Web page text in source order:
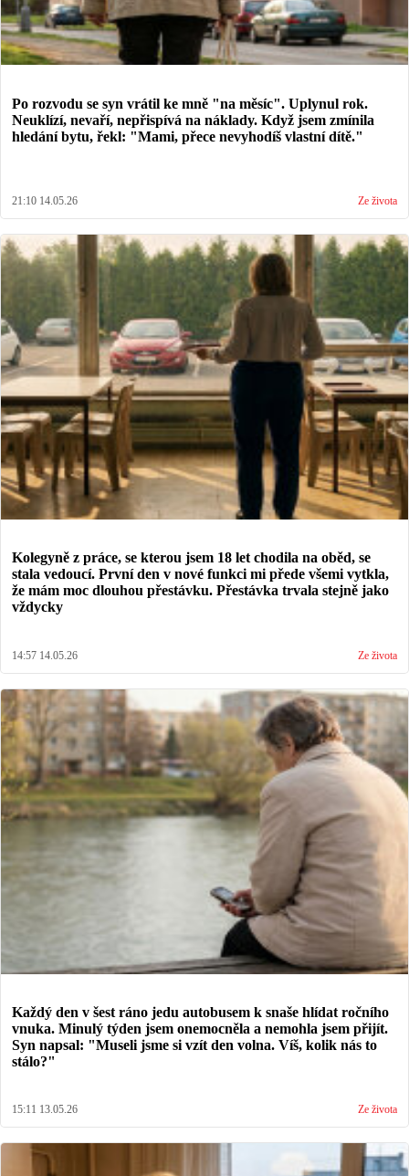
Po rozvodu se syn vrátil ke mně "na měsíc". Uplynul rok.
Neuklízí, nevaří, nepřispívá na náklady. Když jsem zmínila
hledání bytu, řekl: "Mami, přece nevyhodíš vlastní dítě."
21:10 14.05.26 Ze života
Kolegyně z práce, se kterou jsem 18 let chodila na oběd, se
stala vedoucí. První den v nové funkci mi přede všemi vytkla,
že mám moc dlouhou přestávku. Přestávka trvala stejně jako
vždycky
14:57 14.05.26 Ze života
Každý den v šest ráno jedu autobusem k snaše hlídat ročního
vnuka. Minulý týden jsem onemocněla a nemohla jsem přijít.
Syn napsal: "Museli jsme si vzít den volna. Víš, kolik nás to
stálo?"
15:11 13.05.26 Ze života